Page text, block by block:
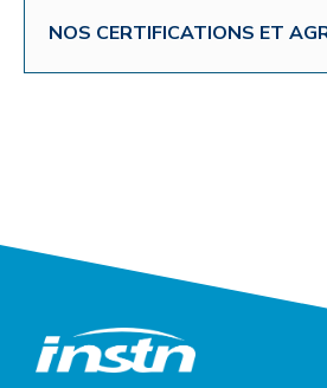
NOS CERTIFICATIONS ET